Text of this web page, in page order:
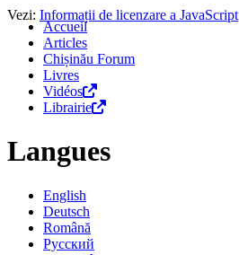
Vezi: Informații de licenzare a JavaScript
Accueil
Articles
Chișinău Forum
Livres
Vidéos
Librairie
Langues
English
Deutsch
Română
Русский